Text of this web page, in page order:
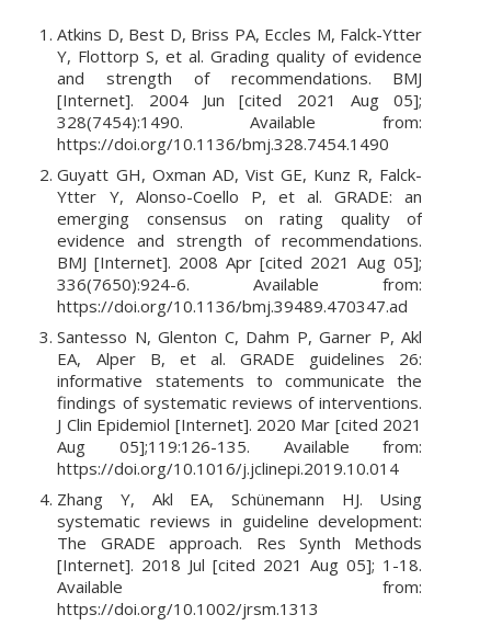
Atkins D, Best D, Briss PA, Eccles M, Falck-Ytter
Y, Flottorp S, et al. Grading quality of evidence
and strength of recommendations. BMJ
[Internet]. 2004 Jun [cited 2021 Aug 05];
328(7454):1490. Available from:
https://doi.org/10.1136/bmj.328.7454.1490
Guyatt GH, Oxman AD, Vist GE, Kunz R, Falck-
Ytter Y, Alonso-Coello P, et al. GRADE: an
emerging consensus on rating quality of
evidence and strength of recommendations.
BMJ [Internet]. 2008 Apr [cited 2021 Aug 05];
336(7650):924-6. Available from:
https://doi.org/10.1136/bmj.39489.470347.ad
Santesso N, Glenton C, Dahm P, Garner P, Akl
EA, Alper B, et al. GRADE guidelines 26:
informative statements to communicate the
findings of systematic reviews of interventions.
J Clin Epidemiol [Internet]. 2020 Mar [cited 2021
Aug 05];119:126-135. Available from:
https://doi.org/10.1016/j.jclinepi.2019.10.014
Zhang Y, Akl EA, Schünemann HJ. Using
systematic reviews in guideline development:
The GRADE approach. Res Synth Methods
[Internet]. 2018 Jul [cited 2021 Aug 05]; 1-18.
Available from:
https://doi.org/10.1002/jrsm.1313